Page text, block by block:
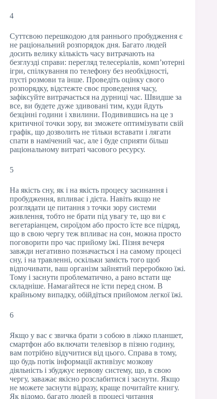
4
Суттєвою перешкодою для раннього пробудження є
не раціональний розпорядок дня. Багато людей
досить велику кількість часу витрачають на
безглузді справи: перегляд телесеріалів, комп’ютерні
ігри, спілкування по телефону без необхідності,
пусті розмови та інше. Проведіть оцінку свого
розпорядку, відстежте своє проведення часу,
зафіксуйте витрачається на дурниці час. Швидше за
все, ви будете дуже здивовані тим, куди йдуть
безцінні години і хвилини. Подивившись на це з
критичної точки зору, ви зможете оптимізувати свій
графік, що дозволить не тільки вставати і лягати
спати в намічений час, але і буде сприяти більш
раціональному витраті часового ресурсу.
5
На якість сну, як і на якість процесу засинання і
пробудження, впливає і дієта. Навіть якщо не
розглядати це питання з точки зору системи
живлення, тобто не брати під увагу те, що ви є
вегетаріанцем, сироїдом або просто їсте все підряд,
що в свою чергу теж впливає на сон, можна просто
поговорити про час прийому їжі. Пізня вечеря
завжди негативно позначається і на самому процесі
сну, і на травленні, оскільки замість того щоб
відпочивати, ваш організм зайнятий переробкою їжі.
Тому і заснути проблематично, а рано встати ще
складніше. Намагайтеся не їсти перед сном. В
крайньому випадку, обійдіться прийомом легкої їжі.
6
Якщо у вас є звичка брати з собою в ліжко планшет,
смартфон або включати телевізор в пізню годину,
вам потрібно відучитися від цього. Справа в тому,
що будь потік інформації активізує мозкову
діяльність і збуджує нервову систему, що, в свою
чергу, заважає якісно розслабитися і заснути. Якщо
не можете заснути відразу, краще почитайте книгу.
Як відомо, багато людей в процесі читання